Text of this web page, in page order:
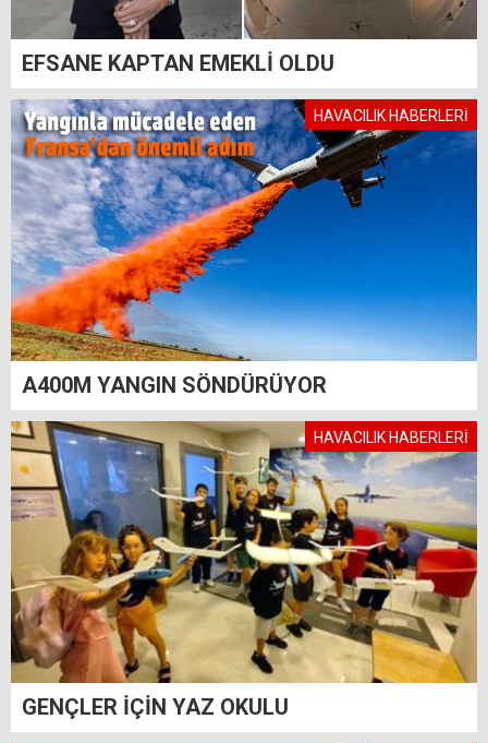
EFSANE KAPTAN EMEKLİ OLDU
HAVACILIK HABERLERİ
A400M YANGIN SÖNDÜRÜYOR
HAVACILIK HABERLERİ
GENÇLER İÇİN YAZ OKULU